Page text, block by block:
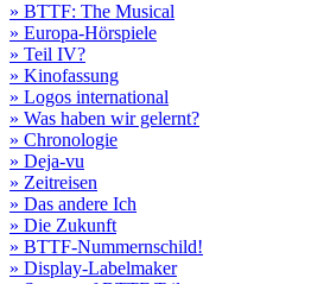
» BTTF: The Musical
» Europa-Hörspiele
» Teil IV?
» Kinofassung
» Logos international
» Was haben wir gelernt?
» Chronologie
» Deja-vu
» Zeitreisen
» Das andere Ich
» Die Zukunft
» BTTF-Nummernschild!
» Display-Labelmaker